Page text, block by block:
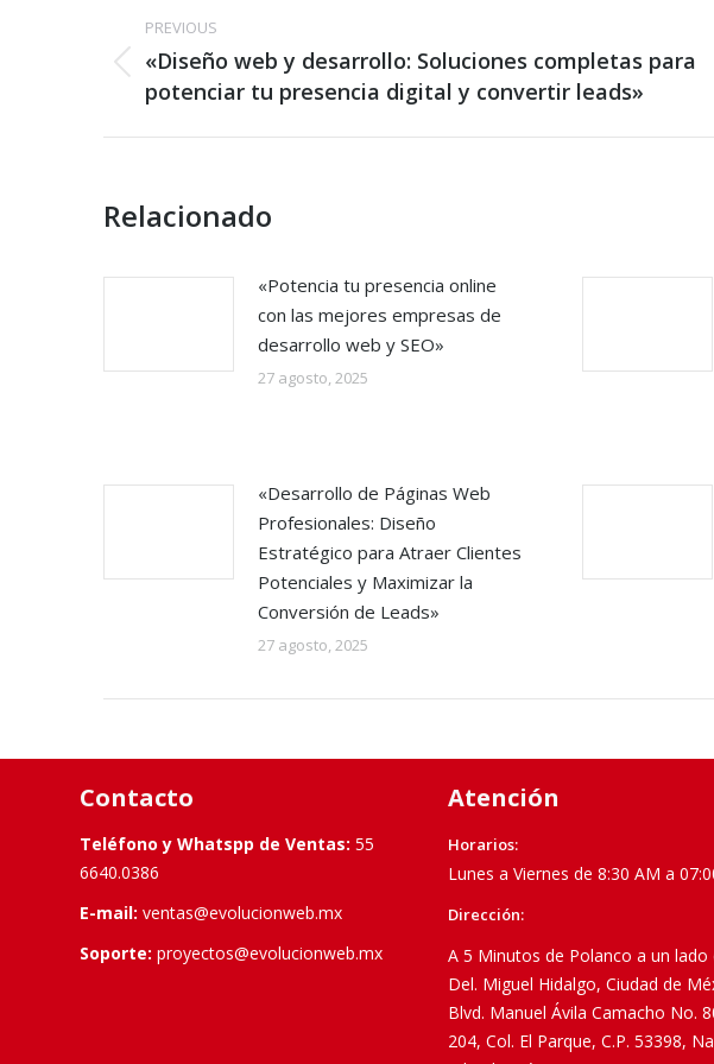
navigation
PREVIOUS
Previous
post:
«Diseño web y desarrollo: Soluciones completas para
potenciar tu presencia digital y convertir leads»
Relacionado
«Potencia tu presencia online
con las mejores empresas de
desarrollo web y SEO»
27 agosto, 2025
«Desarrollo de Páginas Web
Profesionales: Diseño
Estratégico para Atraer Clientes
Potenciales y Maximizar la
Conversión de Leads»
27 agosto, 2025
Contacto
Teléfono y Whatspp de Ventas: 55
6640.0386
E-mail: ventas@evolucionweb.mx
Soporte: proyectos@evolucionweb.mx
Atención
Horarios:
Lunes a Viernes de 8:30 AM a
Dirección:
A 5 Minutos de Polanco a un lado
Del. Miguel Hidalgo, Ciudad de
Blvd. Manuel Ávila Camacho No.
204, Col. El Parque, C.P. 53398,